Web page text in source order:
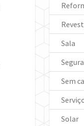
Sala
Sem
Solar